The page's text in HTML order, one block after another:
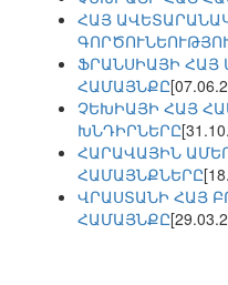
ՀԱՅ
ՖՐԱՆՍԻԱՅԻ ՀԱՅ
ՀԱՄԱՅՆՔԸ
ՉԵԽԻԱՅԻ ՀԱՅ
ԽՆԴԻՐՆԵՐԸ
ՀԱՐԱՎԱՅԻՆ
ՀԱՄԱՅՆՔՆԵՐԸ
ՎՐԱՍՏԱՆԻ ՀԱՅ
ՀԱՄԱՅՆՔԸ